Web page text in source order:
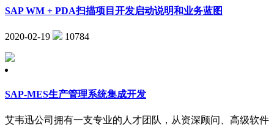
SAP WM + PDA扫描项目开发启动说明和业务蓝图
2020-02-19 10784
SAP-MES生产管理系统集成开发
艾韦迅公司拥有一支专业的人才团队，从资深顾问、高级软件